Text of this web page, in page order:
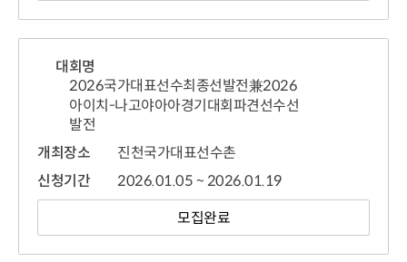
대회명
2026국가대표선수최종선발전兼2026
아이치-나고야아아경기대회파견선수선
발전
개최장소
진천국가대표선수촌
신청기간
2026.01.05 ~ 2026.01.19
모집완료